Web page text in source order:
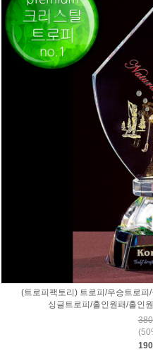
(트로피팩토리) 트로피/우승트로
싱글트로피/홀인원패/홀인